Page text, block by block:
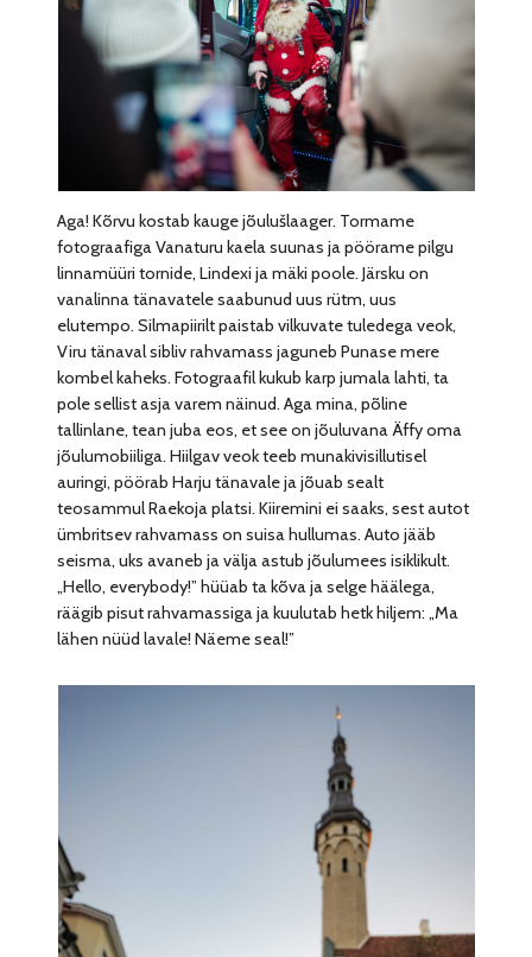
Aga! Kõrvu kostab kauge jõulušlaager. Tormame
fotograafiga Vanaturu kaela suunas ja pöörame pilgu
linnamüüri tornide, Lindexi ja mäki poole. Järsku on
vanalinna tänavatele saabunud uus rütm, uus
elutempo. Silmapiirilt paistab vilkuvate tuledega veok,
Viru tänaval sibliv rahvamass jaguneb Punase mere
kombel kaheks. Fotograafil kukub karp jumala lahti, ta
pole sellist asja varem näinud. Aga mina, põline
tallinlane, tean juba eos, et see on jõuluvana Äffy oma
jõulumobiiliga. Hiilgav veok teeb munakivisillutisel
auringi, pöörab Harju tänavale ja jõuab sealt
teosammul Raekoja platsi. Kiiremini ei saaks, sest autot
ümbritsev rahvamass on suisa hullumas. Auto jääb
seisma, uks avaneb ja välja astub jõulumees isiklikult.
„Hello, everybody!” hüüab ta kõva ja selge häälega,
räägib pisut rahvamassiga ja kuulutab hetk hiljem: „Ma
lähen nüüd lavale! Näeme seal!”